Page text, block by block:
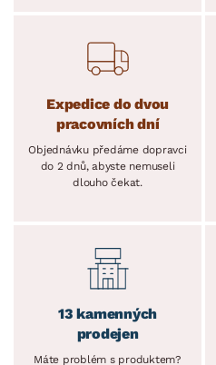
Expedice do dvou
pracovních dní
Objednávku předáme dopravci
do 2 dnů, abyste nemuseli
dlouho čekat.
13 kamenných
prodejen
Máte problém s produktem?